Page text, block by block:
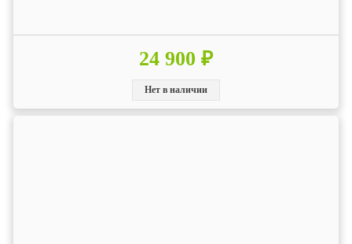
24 900 ₽
Нет в наличии